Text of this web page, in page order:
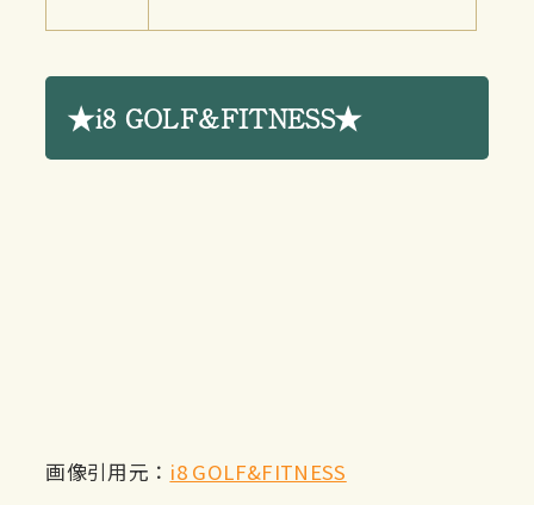
★i8 GOLF&FITNESS★
画像引用元： i8 GOLF&FITNESS